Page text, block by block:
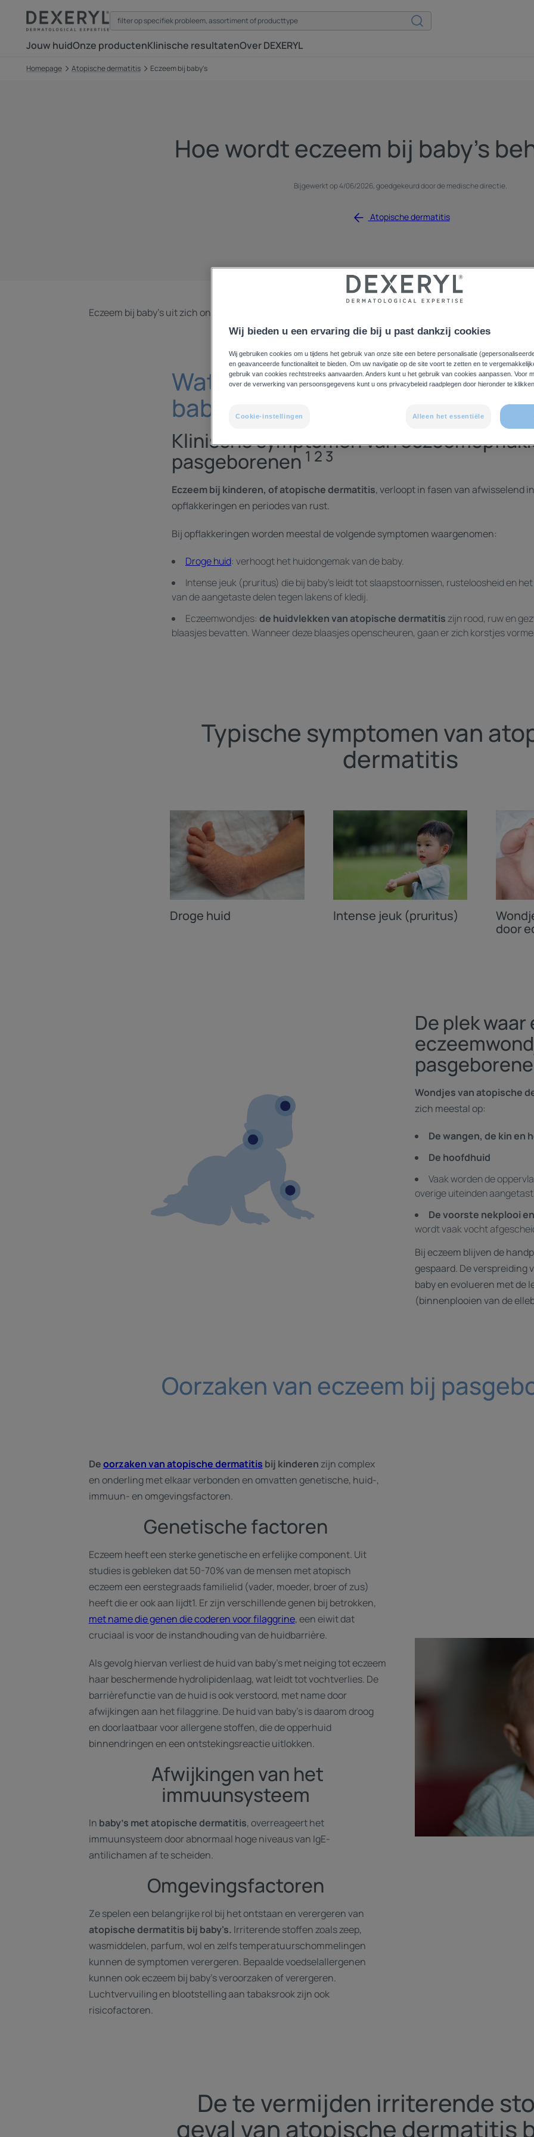
Jouw huidOnze productenKlinische resultatenOver DEXERYL
Homepage Atopische dermatitis Eczeem bij baby's
Hoe wordt eczeem bij baby's
Bijgewerkt op4/06/2026, goedgekeurd doorde medische directie.
Atopische dermatitis
Eczeem bij baby's uit zich onder de vorm van jeuk en roodheid. Hoe kunt u de symptomen herkennen
Wat zijn de symptomen van
baby's?
Klinische symptomen van
pasgeborenen 1 2 3
Eczeem bij kinderen, of atopische dermatitis, verloopt in fasen van afwisselend
opflakkeringen en periodes van rust.
Bij opflakkeringen worden meestal de volgende symptomen waargenomen:
Droge huid: verhoogt het huidongemak van de baby.
Intense jeuk (pruritus) die bij baby's leidt tot slaapstoornissen, rusteloosheid en
van de aangetaste delen tegen lakens of kledij.
Eczeemwondjes: de huidvlekken van atopische dermatitiszijn rood, ruw en
blaasjes bevatten. Wanneer deze blaasjes openscheuren, gaan er zich korstjes
Typische symptomen van
dermatitis
Droge huid Intense jeuk (pruritus)
door
De plek waar
Wondjes van atopische
zich meestal op:
De wangen, de kin en
De hoofdhuid
Vaak worden de
overige uiteinden
De voorste nekplooi
wordt vaak vocht
Bij eczeem blijven de
gespaard. De verspreiding
baby en evolueren met de
(binnenplooien van de
Oorzaken van eczeem bij
Deoorzaken van atopische dermatitis bij kinderenzijn complex
en onderling met elkaar verbonden en omvatten genetische, huid-,
immuun- en omgevingsfactoren.
Genetische factoren
Eczeem heeft een sterke genetische en erfelijke component. Uit
studies is gebleken dat 50-70% van de mensen met atopisch
eczeem een eerstegraads familielid (vader, moeder, broer of zus)
heeft die er ook aan lijdt1. Er zijn verschillende genen bij betrokken,
met name die genen die coderen voor filaggrine, een eiwit dat
cruciaal is voor de instandhouding van de huidbarrière.
Als gevolg hiervan verliest de huid van baby's met neiging tot eczeem
haar beschermende hydrolipidenlaag, wat leidt tot vochtverlies. De
barrièrefunctie van de huid is ook verstoord, met name door
afwijkingen aan het filaggrine. De huid van baby's is daarom droog
en doorlaatbaar voor allergene stoffen, die de opperhuid
binnendringen en een ontstekingsreactie uitlokken.
Afwijkingen van het
immuunsysteem
In baby's met atopische dermatitis, overreageert het
immuunsysteem door abnormaal hoge niveaus van IgE-
antilichamen af te scheiden.
Omgevingsfactoren
Ze spelen een belangrijke rol bij het ontstaan en verergeren van
atopische dermatitis bij baby's. Irriterende stoffen zoals zeep,
wasmiddelen, parfum, wol en zelfs temperatuurschommelingen
kunnen de symptomen verergeren. Bepaalde voedselallergenen
kunnen ook eczeem bij baby's veroorzaken of verergeren.
Luchtvervuiling en blootstelling aan tabaksrook zijn ook
risicofactoren.
De te vermijden irriterende
geval van atopische dermatitis
Wij bieden u een ervaring die bij u past dankzij cookies
Wij gebruiken cookies om u tijdens het gebruik van onze site een betere personalisatie
en geavanceerde functionaliteit te bieden. Om uw navigatie op de site voort te zetten en te
gebruik van cookies rechtstreeks aanvaarden. Anders kunt u het gebruik van cookies aanpassen. Voor
over de verwerking van persoonsgegevens kunt u ons privacybeleid raadplegen door hieronder te
Cookie-instellingen Alleen het essentiële